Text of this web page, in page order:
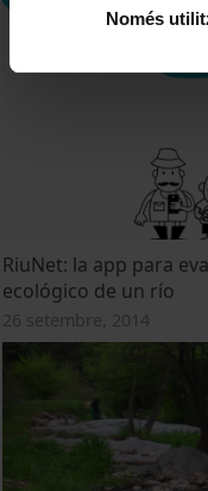
Només
RiuNet: la app para
ecológico de un río
26 setembre, 2014